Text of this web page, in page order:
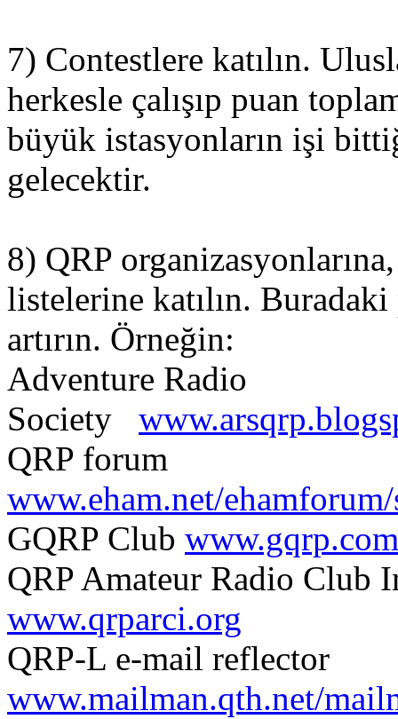
7) Contestlere katılın.
herkesle çalışıp puan
büyük istasyonların işi
gelecektir.
8) QRP
listelerine katılın.
artırın. Örneğin:
Adventure Radio
Society
QRP forum
www.eham.net/
GQRP Club www.gqrp.com
QRP Amateur Radio Club
www.qrparci.org
QRP-L e-mail reflector
www.mailman.qth.net/